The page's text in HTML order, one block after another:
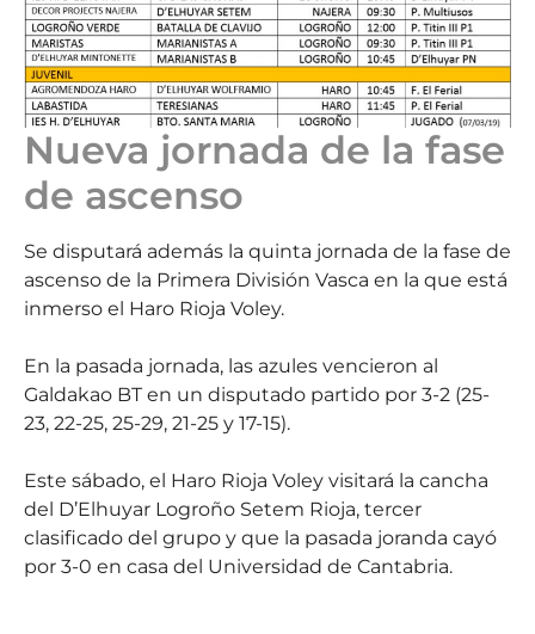
Nueva jornada de la fase
de ascenso
Se disputará además la quinta jornada de la fase de
ascenso de la Primera División Vasca en la que está
inmerso el Haro Rioja Voley.
En la pasada jornada, las azules vencieron al
Galdakao BT en un disputado partido por 3-2 (25-
23, 22-25, 25-29, 21-25 y 17-15).
Este sábado, el Haro Rioja Voley visitará la cancha
del D’Elhuyar Logroño Setem Rioja, tercer
clasificado del grupo y que la pasada joranda cayó
por 3-0 en casa del Universidad de Cantabria.